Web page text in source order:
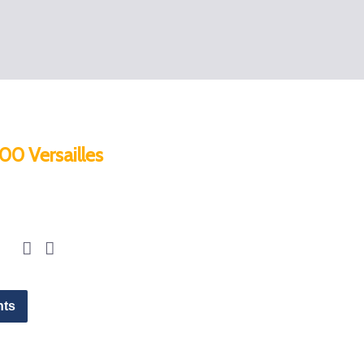
Versailles